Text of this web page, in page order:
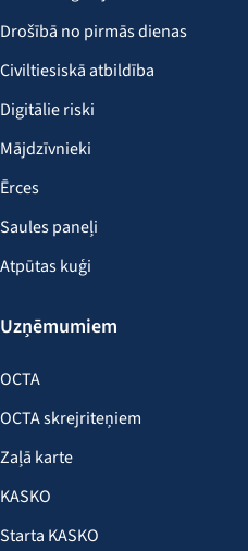
Drošībā no pirmās dienas
Civiltiesiskā atbildība
Digitālie riski
Mājdzīvnieki
Ērces
Saules paneļi
Atpūtas kuģi
Uzņēmumiem
OCTA
OCTA skrejriteņiem
Zaļā karte
KASKO
Starta KASKO